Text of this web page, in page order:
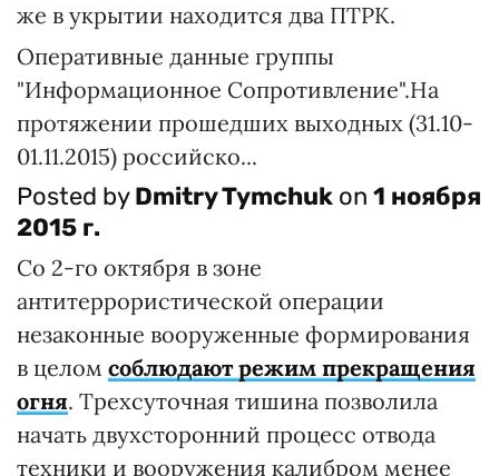
же в укрытии находится два ПТРК.
Оперативные данные группы
"Информационное Сопротивление".На
протяжении прошедших выходных (31.10-
01.11.2015) российско...
Posted byDmitry Tymchuk on 1 ноября
2015 г.
Со 2-го октября в зоне
антитеррористической операции
незаконные вооруженные формирования
в целом соблюдают режим прекращения
огня. Трехсуточная тишина позволила
начать двухсторонний процесс отвода
техники и вооружения калибром менее